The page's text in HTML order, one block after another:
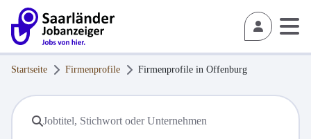
Startseite Firmenprofile Firmenprofile in Offenburg